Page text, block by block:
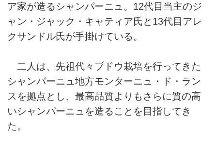
ア家が造るシャンパーニュ。12代目当主のジ
ャン・ジャック・キャティア氏と13代目アレ
クサンドル氏が手掛けている。
二人は、先祖代々ブドウ栽培を行ってきた
シャンパーニュ地方モンターニュ・ド・ラン
スを拠点とし、最高品質よりもさらに質の高
いシャンパーニュを造ることを目指してき
た。